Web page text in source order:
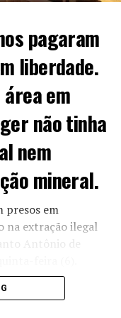
Norte de MT
em situação
R$ 1 milhão
pagaram
liberdade.
em
não tinha
nem
mineral.
presos em
na extração ilegal
Antônio de
com o
durante uma